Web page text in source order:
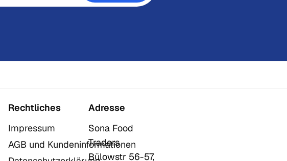
Rechtliches
Impressum
AGB und Kundeninformationen
Adresse
Sona Food
Traders
Bülowstr 56-57,